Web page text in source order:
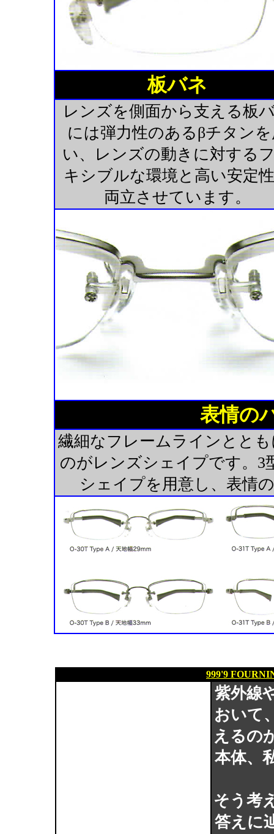
板バネ
レンズを側面から支える板
には弾力性のあるβチタン
い、レンズの動きに対する
キシブルな環境と高い安定
両立させています。
表情の
繊細なフレームラインとと
のがレンズシェイプです。3
シェイプを用意し、表情
999'9
紫外線
おいて
えるの
本体、
そう考
答えに